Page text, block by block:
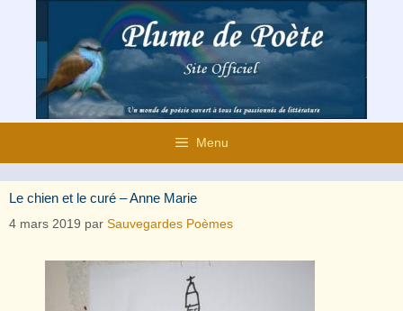
contenu
Menu
Le chien et le curé – Anne Marie
4 mars 2019 par Sauvegardes Poèmes